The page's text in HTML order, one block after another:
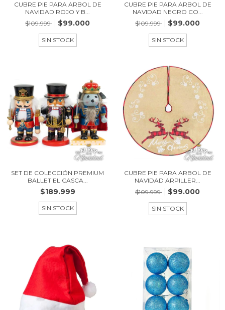
CUBRE PIE PARA ARBOL DE
NAVIDAD ROJO Y B...
$109.999
$99.000
SIN STOCK
CUBRE PIE PARA ARBOL DE
NAVIDAD NEGRO CO...
$109.999
$99.000
SIN STOCK
SET DE COLECCIÓN PREMIUM
BALLET EL CASCA...
$189.999
SIN STOCK
CUBRE PIE PARA ARBOL DE
NAVIDAD ARPILLER...
$109.999
$99.000
SIN STOCK